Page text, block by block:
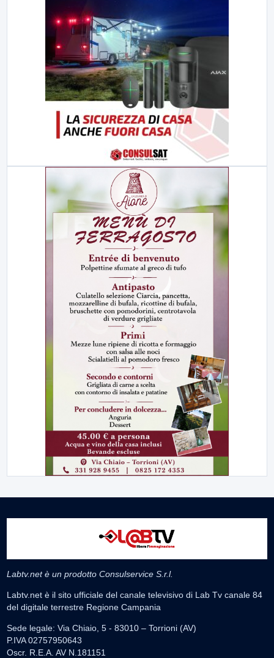
Labtv.net è un prodotto Consulservice S.r.l.
Labtv.net è il sito ufficiale del canale televisivo di Lab Tv canale 84
del digitale terrestre Regione Campania
Sede legale: Via Chiaio, 5 - 83010 – Torrioni (AV)
P.IVA 02757950643
Oscr. R.E.A. AV N.181151